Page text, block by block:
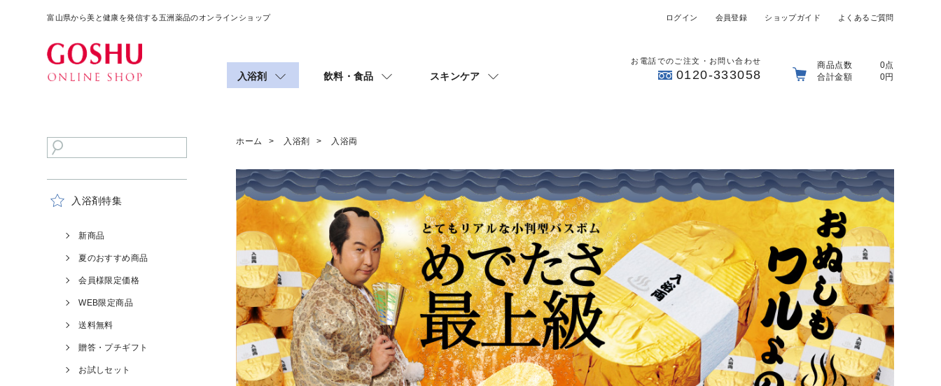
富山県から美と健康を発信する五洲薬品のオンラインショップ ログイン 会員登録 ショップガイド よくあるご質問
入浴剤 飲料・食品 スキンケア
お電話でのご注文・お問い合わせ
0120-333058
商品点数
0点
合計金額
0円
ホーム 入浴剤 入浴両
入浴剤特集
新商品
夏のおすすめ商品
会員様限定価格
WEB限定商品
送料無料
贈答・プチギフト
お試しセット